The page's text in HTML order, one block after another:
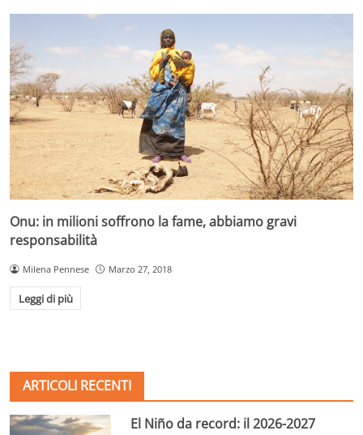
Onu: in milioni soffrono la fame, abbiamo gravi
responsabilità
Milena Pennese Marzo 27, 2018
Leggi di più
ARTICOLI RECENTI
El Niño da record: il 2026-2027